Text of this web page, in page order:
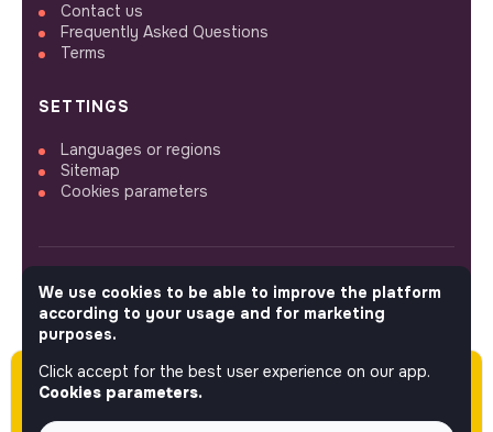
Please note this job was posted over 60 days
ago (05-27-2026) and may or may not have
expired.
Contact us
Frequently Asked Questions
Terms
SETTINGS
Languages or regions
Sitemap
Cookies parameters
FOLLOW US
© 2026 jobs that makesense.
We use cookies to be able to improve the platform
according to your usage and for marketing
purposes.
Click accept for the best user experience on our app.
Cookies parameters.